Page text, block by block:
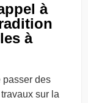
à
à
passer des
sur la